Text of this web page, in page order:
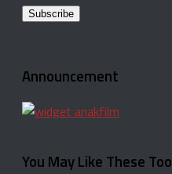
Announcement
You May Like These Too